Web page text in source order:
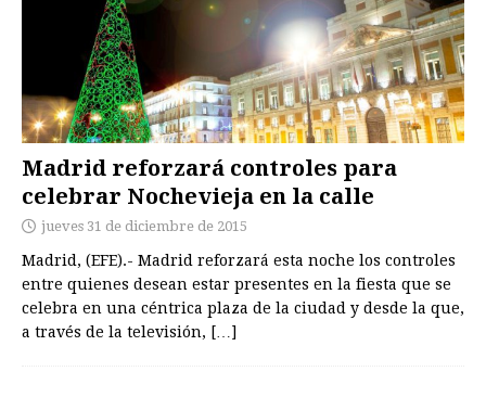
Madrid reforzará controles para
celebrar Nochevieja en la calle
jueves 31 de diciembre de 2015
Madrid, (EFE).- Madrid reforzará esta noche los controles
entre quienes desean estar presentes en la fiesta que se
celebra en una céntrica plaza de la ciudad y desde la que,
a través de la televisión, […]